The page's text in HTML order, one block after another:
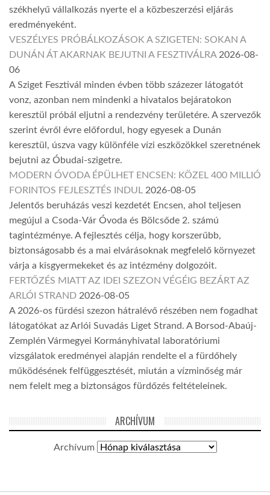
székhelyű vállalkozás nyerte el a közbeszerzési eljárás
eredményeként.
VESZÉLYES PRÓBÁLKOZÁSOK A SZIGETEN: SOKAN A
DUNÁN ÁT AKARNAK BEJUTNI A FESZTIVÁLRA 2026-08-
06
A Sziget Fesztivál minden évben több százezer látogatót
vonz, azonban nem mindenki a hivatalos bejáratokon
keresztül próbál eljutni a rendezvény területére. A szervezők
szerint évről évre előfordul, hogy egyesek a Dunán
keresztül, úszva vagy különféle vízi eszközökkel szeretnének
bejutni az Óbudai-szigetre.
MODERN ÓVODA ÉPÜLHET ENCSEN: KÖZEL 400 MILLIÓ
FORINTOS FEJLESZTÉS INDUL 2026-08-05
Jelentős beruházás veszi kezdetét Encsen, ahol teljesen
megújul a Csoda-Vár Óvoda és Bölcsőde 2. számú
tagintézménye. A fejlesztés célja, hogy korszerűbb,
biztonságosabb és a mai elvárásoknak megfelelő környezet
várja a kisgyermekeket és az intézmény dolgozóit.
FERTŐZÉS MIATT AZ IDEI SZEZON VÉGÉIG BEZÁRT AZ
ARLÓI STRAND 2026-08-05
A 2026-os fürdési szezon hátralévő részében nem fogadhat
látogatókat az Arlói Suvadás Liget Strand. A Borsod-Abaúj-
Zemplén Vármegyei Kormányhivatal laboratóriumi
vizsgálatok eredményei alapján rendelte el a fürdőhely
működésének felfüggesztését, miután a vízminőség már
nem felelt meg a biztonságos fürdőzés feltételeinek.
ARCHÍVUM
Archívum